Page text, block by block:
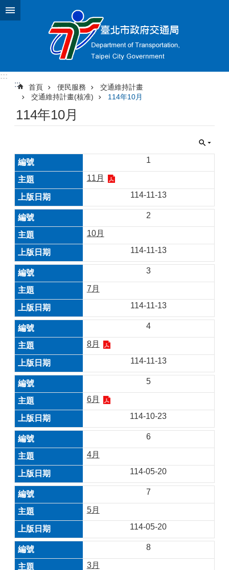
跳到主要內容區塊
:::
:::
首頁 便民服務
交通維持計畫
交通維持計畫(核准)
114年10月
114年10月
1
11月
114-11-13
2
10月
114-11-13
3
7月
114-11-13
4
8月
114-11-13
5
6月
114-10-23
6
4月
114-05-20
7
5月
114-05-20
8
3月